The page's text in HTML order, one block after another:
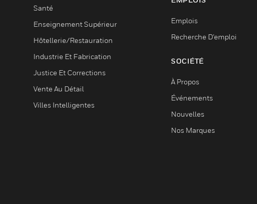
Santé
Enseignement Supérieur
Hôtellerie/Restauration
Industrie Et Fabrication
Justice Et Corrections
Vente Au Détail
Villes Intelligentes
Emplois
Recherche D'emploi
SOCIÉTÉ
À Propos
Événements
Nouvelles
Nos Marques